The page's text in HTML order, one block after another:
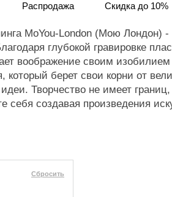
Распродажа Скидка до 10%
MoYou-London (Мою Лондон) -
глубокой гравировке
воображение своим
который берет свои корни от
Творчество не имеет границ,
себя создавая произведения
Cбросить